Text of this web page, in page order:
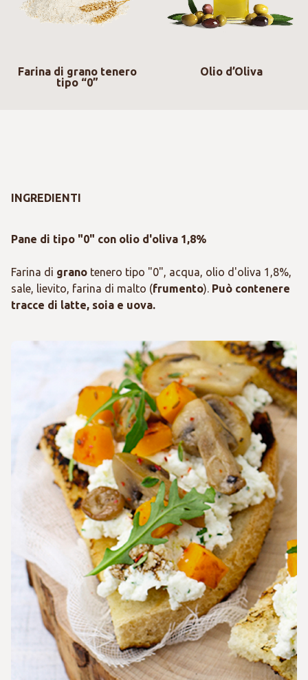
Farina di grano tenero
tipo “0”
Olio d’Oliva
INGREDIENTI
Pane di tipo "0" con olio d'oliva 1,8%
Farina di grano tenero tipo "0", acqua, olio d'oliva 1,8%,
sale, lievito, farina di malto (frumento). Può contenere
tracce di latte, soia e uova.